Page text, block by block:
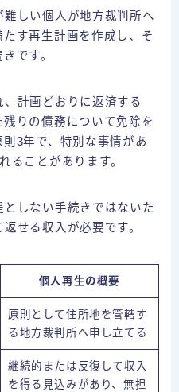
しい個人が地方裁判所へ
す再生計画を作成し、そ
です。
計画どおりに返済する
りの債務について免除を
3年で、特別な事情があ
ることがあります。
しない手続きではないた
せる収入が必要です。
個人再生の概要
原則として住所地を管轄す
る地方裁判所へ申し立てる
継続的または反復して収入
を得る見込みがあり、無担